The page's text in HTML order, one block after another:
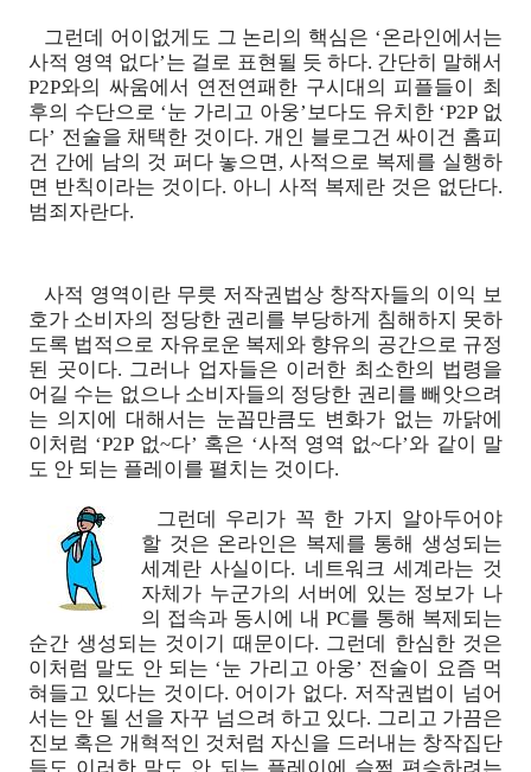
그런데 어이없게도 그 논리의 핵심은 ‘온라인에서는
사적 영역 없다’는 걸로 표현될 듯 하다. 간단히 말해서
P2P와의 싸움에서 연전연패한 구시대의 피플들이 최
후의 수단으로 ‘눈 가리고 아웅’보다도 유치한 ‘P2P 없
다’ 전술을 채택한 것이다. 개인 블로그건 싸이건 홈피
건 간에 남의 것 퍼다 놓으면, 사적으로 복제를 실행하
면 반칙이라는 것이다. 아니 사적 복제란 것은 없단다.
범죄자란다.
사적 영역이란 무릇 저작권법상 창작자들의 이익 보
호가 소비자의 정당한 권리를 부당하게 침해하지 못하
도록 법적으로 자유로운 복제와 향유의 공간으로 규정
된 곳이다. 그러나 업자들은 이러한 최소한의 법령을
어길 수는 없으나 소비자들의 정당한 권리를 빼앗으려
는 의지에 대해서는 눈꼽만큼도 변화가 없는 까닭에
이처럼 ‘P2P 없~다’ 혹은 ‘사적 영역 없~다’와 같이 말
도 안 되는 플레이를 펼치는 것이다.
그런데 우리가 꼭 한 가지 알아두어야
할 것은 온라인은 복제를 통해 생성되는
세계란 사실이다. 네트워크 세계라는 것
자체가 누군가의 서버에 있는 정보가 나
의 접속과 동시에 내 PC를 통해 복제되는
순간 생성되는 것이기 때문이다. 그런데 한심한 것은
이처럼 말도 안 되는 ‘눈 가리고 아웅’ 전술이 요즘 먹
혀들고 있다는 것이다. 어이가 없다. 저작권법이 넘어
서는 안 될 선을 자꾸 넘으려 하고 있다. 그리고 가끔은
진보 혹은 개혁적인 것처럼 자신을 드러내는 창작집단